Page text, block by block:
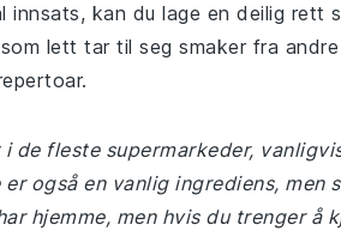
kan du lage en deilig rett
lett tar til seg smaker fra
de fleste supermarkeder,
også en vanlig ingrediens, men
hjemme, men hvis du trenger å